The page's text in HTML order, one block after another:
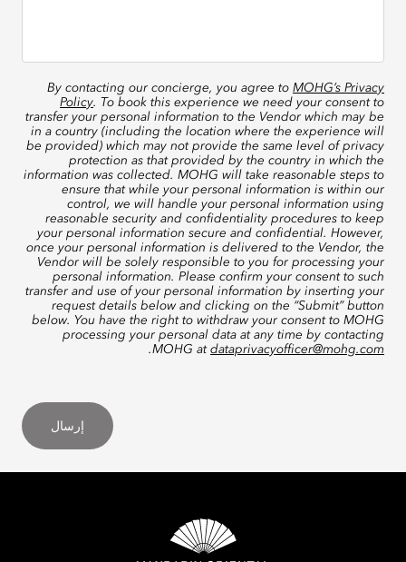
By contacting our concierge, you agree to MOHG’s Privacy
Policy. To book this experience we need your consent to
transfer your personal information to the Vendor which may be
in a country (including the location where the experience will
be provided) which may not provide the same level of privacy
protection as that provided by the country in which the
information was collected. MOHG will take reasonable steps to
ensure that while your personal information is within our
control, we will handle your personal information using
reasonable security and confidentiality procedures to keep
your personal information secure and confidential. However,
once your personal information is delivered to the Vendor, the
Vendor will be solely responsible to you for processing your
personal information. Please confirm your consent to such
transfer and use of your personal information by inserting your
request details below and clicking on the “Submit” button
below. You have the right to withdraw your consent to MOHG
processing your personal data at any time by contacting
MOHG at dataprivacyofficer@mohg.com
.
إرسال